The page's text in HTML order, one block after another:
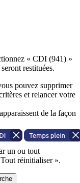
« CDI (941) »
restituées.
pouvez supprimer
et relancer votre
de la façon
un ou tout
réinitialiser ».